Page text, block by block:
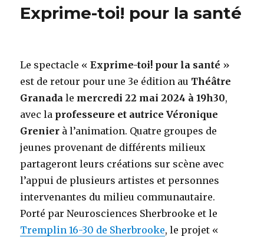
Exprime-toi! pour la santé
Le spectacle «Exprime-toi! pour la santé »
est de retour pour une 3e édition au Théâtre
Granada le mercredi 22 mai 2024 à 19h30,
avec la professeure et autrice Véronique
Grenier à l’animation. Quatre groupes de
jeunes provenant de différents milieux
partageront leurs créations sur scène avec
l’appui de plusieurs artistes et personnes
intervenantes du milieu communautaire.
Porté par Neurosciences Sherbrooke et le
Tremplin 16-30 de Sherbrooke, le projet «